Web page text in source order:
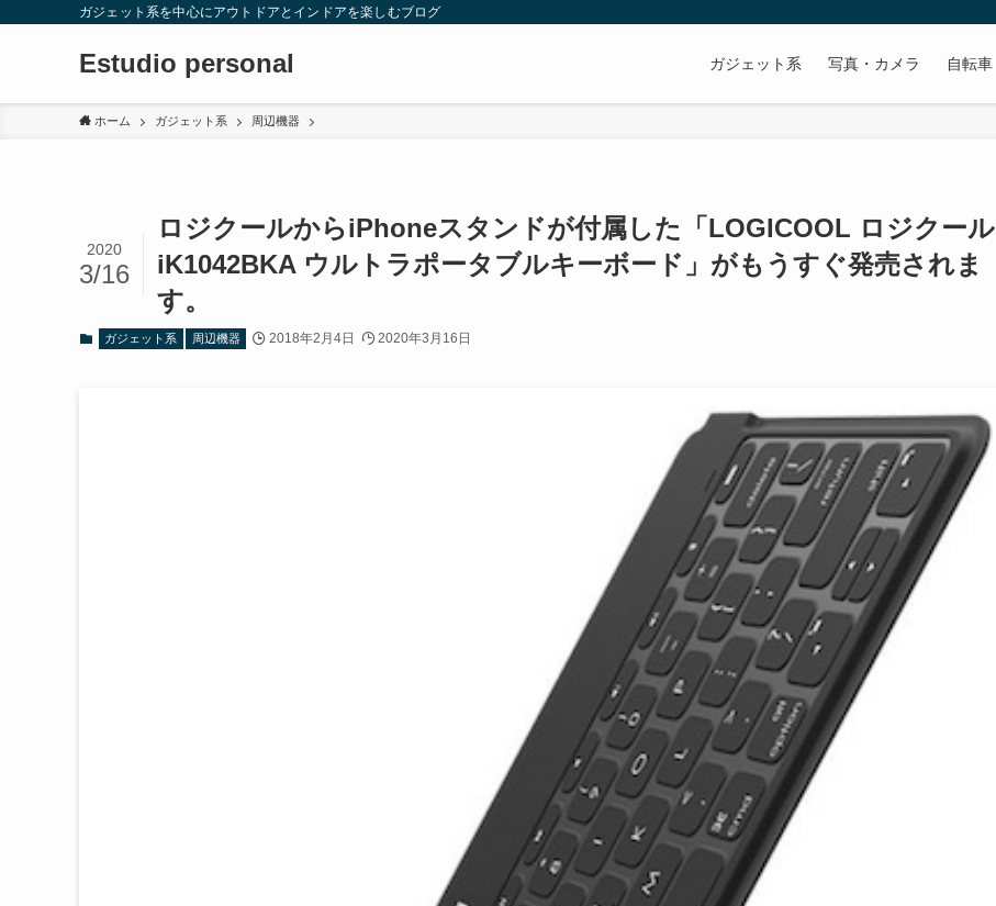
ガジェット系を中心にアウトドアとインドアを楽しむブログ
Estudio personal ガジェット系 写真・カメラ 自転車
ホーム ガジェット系 周辺機器
ロジクールからiPhoneスタンドが付属した「LOGICOOL ロジクール
iK1042BKA ウルトラポータブルキーボード」がもうすぐ発売されま
す。
2020
3/16
ガジェット系 周辺機器 2018年2月4日 2020年3月16日